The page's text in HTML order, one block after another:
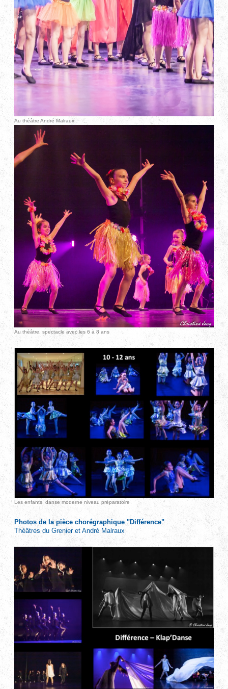
Au théâtre André Malraux
Au théâtre, spectacle avec les 6 à 8 ans
Les enfants, danse moderne niveau préparatoire
Photos de la pièce chorégraphique "Différence"
Théâtres du Grenier et André Malraux